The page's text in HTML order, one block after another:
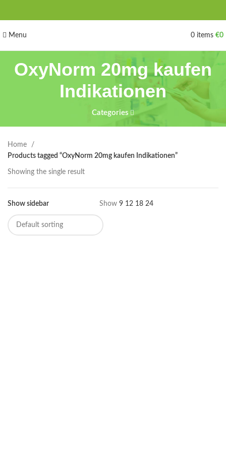
Menu 0 items €0
OxyNorm 20mg kaufen
Indikationen
Categories
Home
Products tagged “OxyNorm 20mg kaufen Indikationen”
Showing the single result
Show sidebar Show 9 12 18 24